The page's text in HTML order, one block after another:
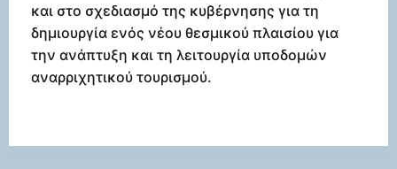
και στο σχεδιασμό της κυβέρνησης για τη
δημιουργία ενός νέου θεσμικού πλαισίου για
την ανάπτυξη και τη λειτουργία υποδομών
αναρριχητικού τουρισμού.